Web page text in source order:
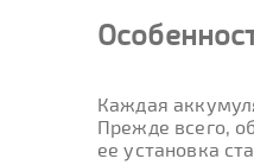
Каждая
Прежде всего,
ее установка